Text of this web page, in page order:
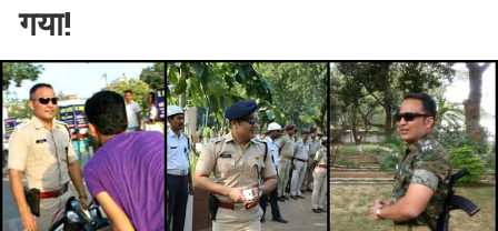
गया!